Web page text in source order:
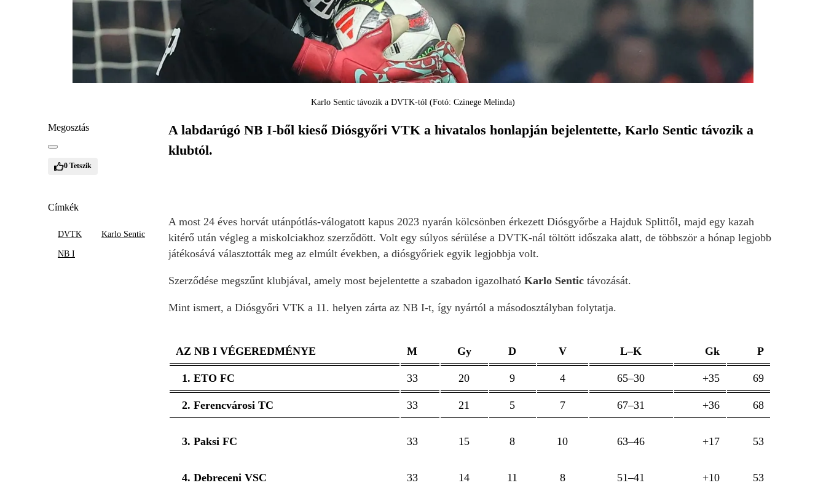
Karlo Sentic távozik a DVTK-tól (Fotó: Czinege Melinda)
Megosztás
0 Tetszik
Címkék
DVTK Karlo Sentic
NB I
A labdarúgó NB I-ből kieső Diósgyőri VTK a hivatalos honlapján bejelentette, Karlo Sentic távozik a
klubtól.
A most 24 éves horvát utánpótlás-válogatott kapus 2023 nyarán kölcsönben érkezett Diósgyőrbe a Hajduk Splittől, majd egy kazah
kitérő után végleg a miskolciakhoz szerződött. Volt egy súlyos sérülése a DVTK-nál töltött időszaka alatt, de többször a hónap legjobb
játékosává választották meg az elmúlt években, a diósgyőriek egyik legjobbja volt.
Szerződése megszűnt klubjával, amely most bejelentette a szabadon igazolható Karlo Sentictávozását.
Mint ismert, a Diósgyőri VTK a 11. helyen zárta az NB I-t, így nyártól a másodosztályban folytatja.
AZ NB I VÉGEREDMÉNYE M Gy D V L–K Gk P
1. ETO FC 33 20 9 4 65–30 +35 69
2. Ferencvárosi TC 33 21 5 7 67–31 +36 68
3. Paksi FC 33 15 8 10 63–46 +17 53
4. Debreceni VSC 33 14 11 8 51–41 +10 53